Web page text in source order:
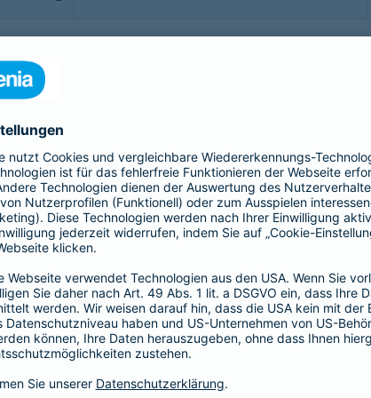
man sorgenfrei genießen. Doch was, wenn doch
bis hin zur Gepäckversicherung:
Sie sich, Ihr Gepäck und Ihre Reisekosten rund